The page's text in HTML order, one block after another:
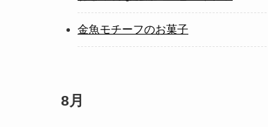
金魚モチーフのお菓子
8月